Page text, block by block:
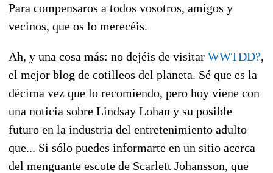
Para compensaros a todos vosotros, amigos y
vecinos, que os lo merecéis.
Ah, y una cosa más: no dejéis de visitar WWTDD?,
el mejor blog de cotilleos del planeta. Sé que es la
décima vez que lo recomiendo, pero hoy viene con
una noticia sobre Lindsay Lohan y su posible
futuro en la industria del entretenimiento adulto
que... Si sólo puedes informarte en un sitio acerca
del menguante escote de Scarlett Johansson, que